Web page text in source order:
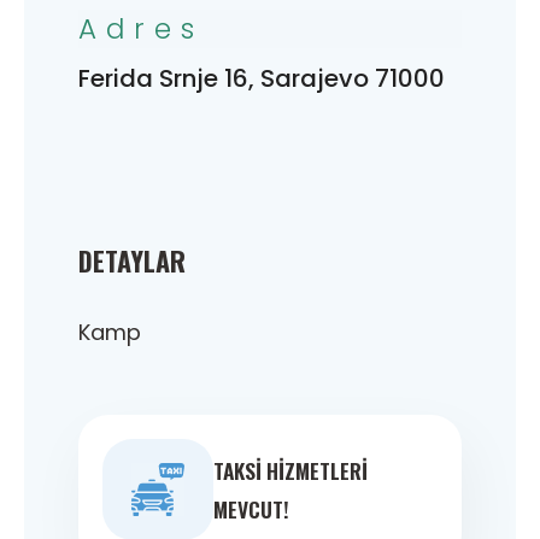
DETAYLAR
Kamp
TAKSI HIZMETLERI
MEVCUT!
Adres
Ferida Srnje 16, Sarajevo 71000